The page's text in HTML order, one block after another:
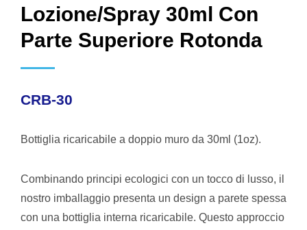
Lozione/Spray 30ml Con
Parte Superiore Rotonda
CRB-30
Bottiglia ricaricabile a doppio muro da 30ml (1oz).
Combinando principi ecologici con un tocco di lusso, il
nostro imballaggio presenta un design a parete spessa
con una bottiglia interna ricaricabile. Questo approccio